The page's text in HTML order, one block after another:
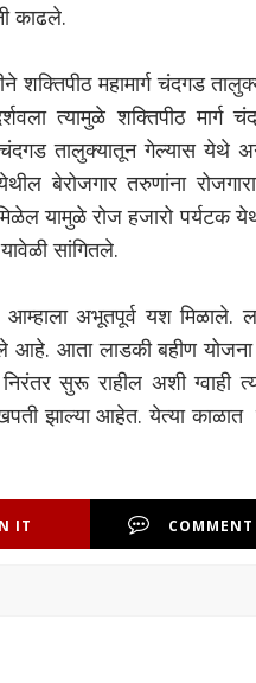
काढले.
शक्तिपीठ महामार्ग चंदगड
त्यामुळे शक्तिपीठ मार्ग
चंदगड तालुक्यातून गेल्यास येथे
बेरोजगार तरुणांना
यामुळे रोज हजारो पर्यटक
सांगितले.
आम्हाला अभूतपूर्व यश मिळाले.
आहे. आता लाडकी बहीण
सुरू राहील अशी ग्वाही
झाल्या आहेत. येत्या
IT COMMENT